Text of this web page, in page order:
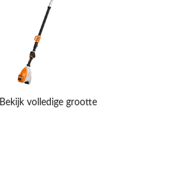
Bekijk volledige grootte